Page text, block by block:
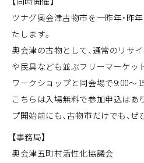
ツナグ奥会津古物市を一昨年・昨
たします。
奥会津の古物として、通常のリサ
や民具なども並ぶフリーマーケッ
ワークショップと同会場で9:00～
こちらは入場無料で参加申込はあ
プ開始前にも、古物市だけでも、ぜ
【事務局】
奥会津五町村活性化協議会